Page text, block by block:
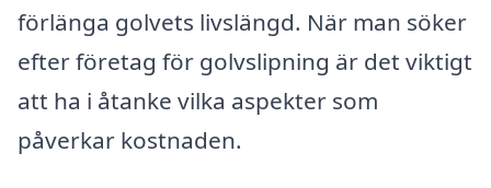
förlänga golvets livslängd. När man söker
efter företag för golvslipning är det viktigt
att ha i åtanke vilka aspekter som
påverkar kostnaden.